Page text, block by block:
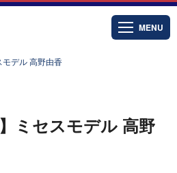
MENU
モデル 高野由香
ミセスモデル 高野